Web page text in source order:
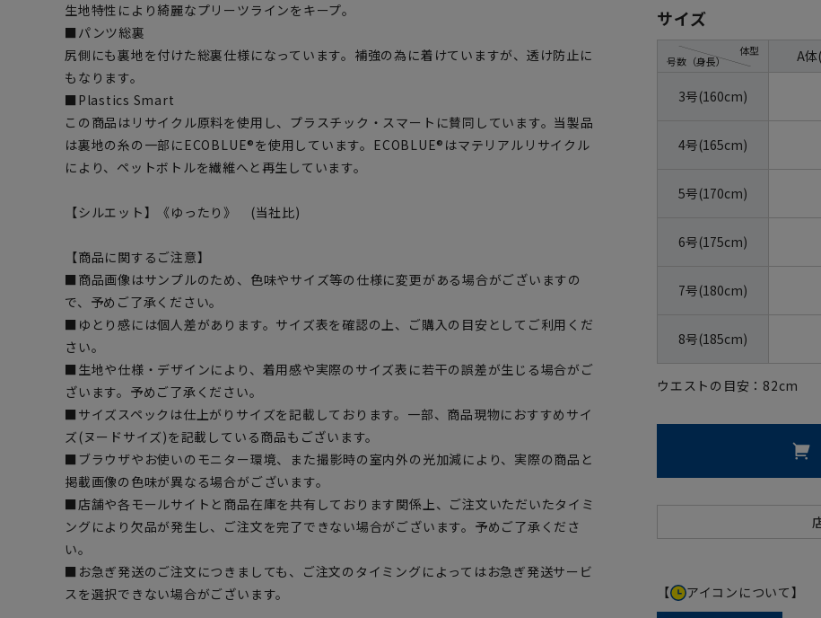
生地特性により綺麗なプリーツラインをキープ。
■パンツ総裏
尻側にも裏地を付けた総裏仕様になっています。補強の為に着けていますが、透け防止に
もなります。
■Plastics Smart
この商品はリサイクル原料を使用し、プラスチック・スマートに賛同しています。当製品
は裏地の糸の一部にECOBLUE®を使用しています。ECOBLUE®はマテリアルリサイクル
により、ペットボトルを繊維へと再生しています。
【シルエット】《ゆったり》 (当社比)
【商品に関するご注意】
■商品画像はサンプルのため、色味やサイズ等の仕様に変更がある場合がございますの
で、予めご了承ください。
■ゆとり感には個人差があります。サイズ表を確認の上、ご購入の目安としてご利用くだ
さい。
■生地や仕様・デザインにより、着用感や実際のサイズ表に若干の誤差が生じる場合がご
ざいます。予めご了承ください。
■サイズスペックは仕上がりサイズを記載しております。一部、商品現物におすすめサイ
ズ(ヌードサイズ)を記載している商品もございます。
■ブラウザやお使いのモニター環境、また撮影時の室内外の光加減により、実際の商品と
掲載画像の色味が異なる場合がございます。
■店舗や各モールサイトと商品在庫を共有しております関係上、ご注文いただいたタイミ
ングにより欠品が発生し、ご注文を完了できない場合がございます。予めご了承くださ
い。
■お急ぎ発送のご注文につきましても、ご注文のタイミングによってはお急ぎ発送サービ
スを選択できない場合がございます。
サイズ
号数（身長）
体型 A体
3号(160cm)
4号(165cm)
5号(170cm)
6号(175cm)
7号(180cm)
8号(185cm)
ウエストの目安： 82cm
【 アイコンについて】